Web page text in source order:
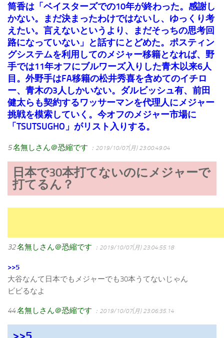
筒香は「ベイスターズでの10年が終わった。感謝し
かない。まだ決まったわけではないし、ゆっくり考
えたい。言えないというより、まだそっちの思考回
路になっていない」と話すにとどめた。ポスティン
グシステムを利用してのメジャー移籍となれば、野
手では11年オフにブルワーズ入りした青木以来6人
目。外野手はFA移籍の松井秀喜を含めてのイチロ
ー、青木の3人しかいない。ダルビッシュ有、前田
健太らも契約するワッサーマンを代理人にメジャー
挑戦を模索していく。今オフのメジャー市場に
「TSUTSUGHO」がリスト入りする。
5名無しさん＠恐縮です ：2019/10/07(月) 23:00:49.04
日本で30本打てないのにメジャーで
打てるん？
32名無しさん＠恐縮です ：2019/10/07(月) 23:04:55.18
>>5
大谷なんて日本でもメジャーでも30本うてないじゃん
ビビるなよ
44名無しさん＠恐縮です ：2019/10/07(月) 23:06:35.14